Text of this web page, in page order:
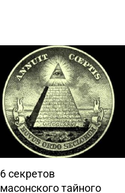
6 секретов
масонского тайного